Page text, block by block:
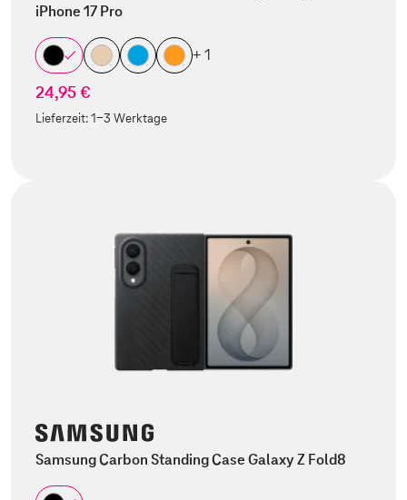
iPhone 17 Pro
+ 1
24,95 €
Lieferzeit:1-3 Werktage
Samsung Carbon Standing Case Galaxy Z Fold8